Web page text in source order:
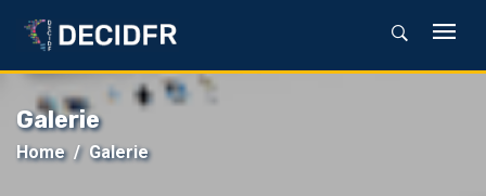
Galerie
Home Galerie